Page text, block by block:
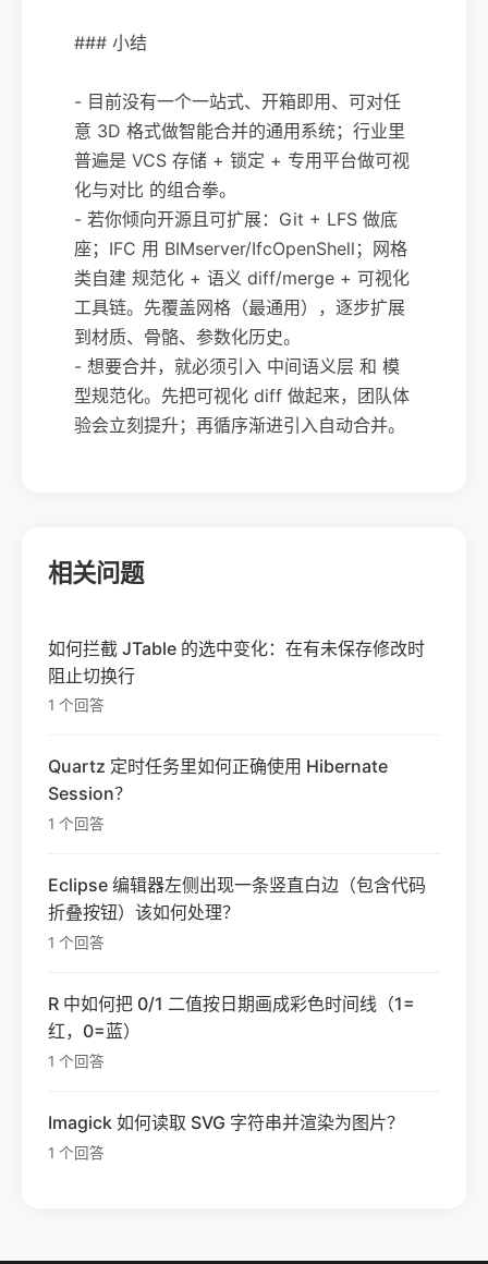
### 小结
- 目前没有一个一站式、开箱即用、可对任
意 3D 格式做智能合并的通用系统；行业里
普遍是 VCS 存储 + 锁定 + 专用平台做可视
化与对比 的组合拳。
- 若你倾向开源且可扩展：Git + LFS 做底
座；IFC 用 BIMserver/IfcOpenShell；网格
类自建 规范化 + 语义 diff/merge + 可视化
工具链。先覆盖网格（最通用），逐步扩展
到材质、骨骼、参数化历史。
- 想要合并，就必须引入 中间语义层 和 模
型规范化。先把可视化 diff 做起来，团队体
验会立刻提升；再循序渐进引入自动合并。
相关问题
如何拦截 JTable 的选中变化：在有未保存修改时
阻止切换行
1 个回答
Quartz 定时任务里如何正确使用 Hibernate
Session？
1 个回答
Eclipse 编辑器左侧出现一条竖直白边（包含代码
折叠按钮）该如何处理？
1 个回答
R 中如何把 0/1 二值按日期画成彩色时间线（1=
红，0=蓝）
1 个回答
Imagick 如何读取 SVG 字符串并渲染为图片？
1 个回答